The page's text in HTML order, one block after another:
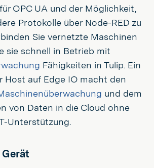
OPC UA und der Möglichkeit,
Protokolle über Node-RED zu
Sie vernetzte Maschinen
sie schnell in Betrieb mit
Fähigkeiten in Tulip. Ein
Host auf Edge IO macht den
und dem
von Daten in die Cloud ohne
Unterstützung.